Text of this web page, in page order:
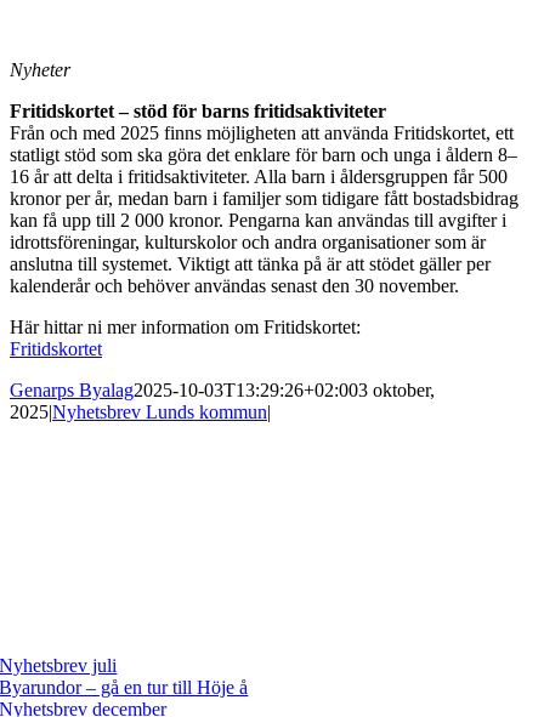
Nyheter
Fritidskortet – stöd för barns fritidsaktiviteter
Från och med 2025 finns möjligheten att använda Fritidskortet, ett
statligt stöd som ska göra det enklare för barn och unga i åldern 8–
16 år att delta i fritidsaktiviteter. Alla barn i åldersgruppen får 500
kronor per år, medan barn i familjer som tidigare fått bostadsbidrag
kan få upp till 2 000 kronor. Pengarna kan användas till avgifter i
idrottsföreningar, kulturskolor och andra organisationer som är
anslutna till systemet. Viktigt att tänka på är att stödet gäller per
kalenderår och behöver användas senast den 30 november.
Här hittar ni mer information om Fritidskortet:
Fritidskortet
Genarps Byalag2025-10-03T13:29:26+02:003 oktober,
2025|Nyhetsbrev Lunds kommun|
Nyhetsbrev juli
Byarundor – gå en tur till Höje å
Nyhetsbrev december